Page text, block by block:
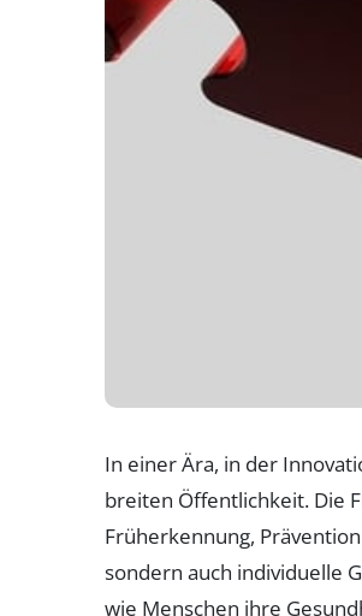
In einer Ära, in der
breiten Öffentlichkeit. Die
Früherkennung,
sondern auch individuelle
wie Menschen ihre